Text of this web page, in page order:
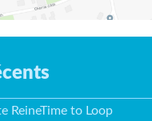
ReineTime to Loop